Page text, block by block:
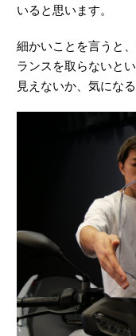
いると思います。
細かいことを言うと
ランスを取らないと
見えないか、気にな